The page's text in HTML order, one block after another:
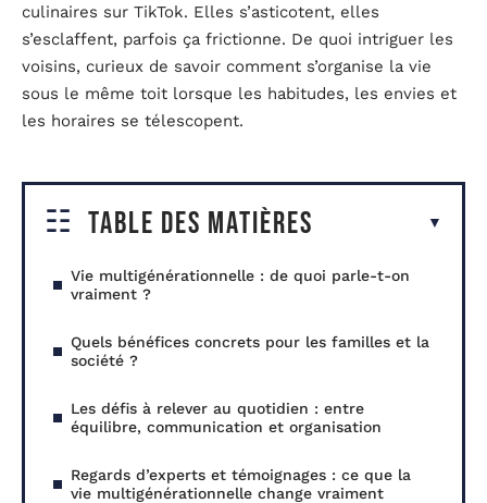
culinaires sur TikTok. Elles s’asticotent, elles
s’esclaffent, parfois ça frictionne. De quoi intriguer les
voisins, curieux de savoir comment s’organise la vie
sous le même toit lorsque les habitudes, les envies et
les horaires se télescopent.
Table des matières
Vie multigénérationnelle : de quoi parle-t-on
vraiment ?
Quels bénéfices concrets pour les familles et la
société ?
Les défis à relever au quotidien : entre
équilibre, communication et organisation
Regards d’experts et témoignages : ce que la
vie multigénérationnelle change vraiment